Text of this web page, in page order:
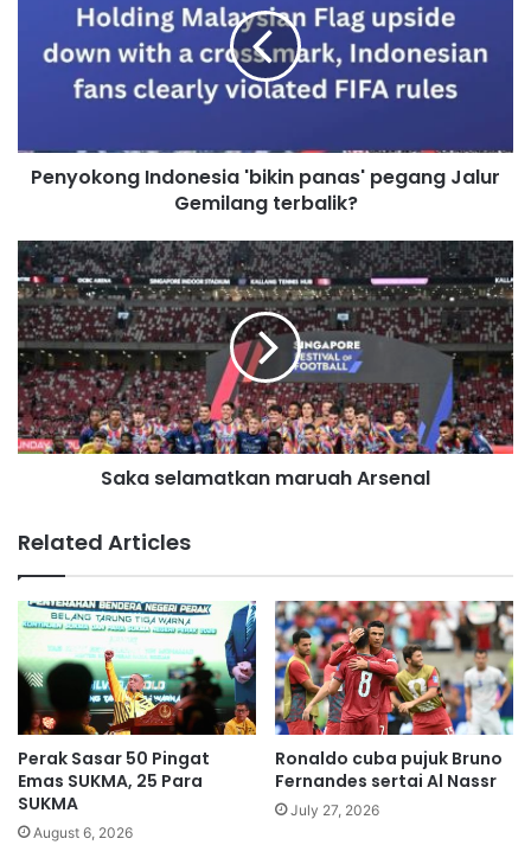
g
o
n
e
s
i
a
'
b
i
p
a
n
a
'
g
a
n
g
Penyokong Indonesia 'bikin panas' pegang Jalur
Gemilang terbalik?
S
a
k
a
s
e
l
a
m
a
n
m
a
u
h
A
r
s
e
Saka selamatkan maruah Arsenal
Related Articles
Perak Sasar 50 Pingat
Emas SUKMA, 25 Para
SUKMA
August 6, 2026
Ronaldo cuba pujuk Bruno
Fernandes sertai Al Nassr
July 27, 2026